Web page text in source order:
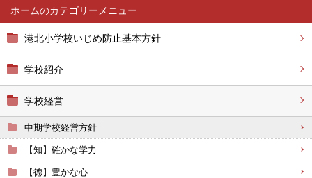
ホーム
港北小学校いじめ防止基本方針
学校紹介
学校経営
中期学校経営方針
【知】確かな学力
【徳】豊かな心